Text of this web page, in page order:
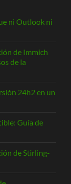
ni Outlook ni
de Immich
de la
24h2 en un
Guía de
de Stirling-